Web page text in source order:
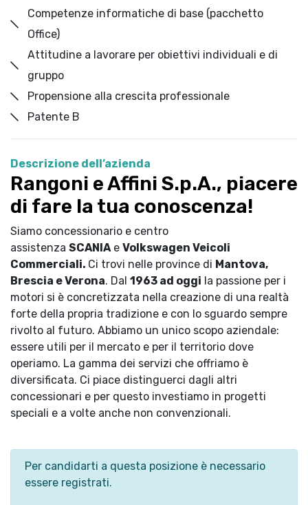
Competenze informatiche di base (pacchetto
Office)
Attitudine a lavorare per obiettivi individuali e di
gruppo
Propensione alla crescita professionale
Patente B
Descrizione dell’azienda
Rangoni e Affini S.p.A., piacere
di fare la tua conoscenza!
Siamo concessionario e centro
assistenza SCANIAe Volkswagen Veicoli
Commerciali. Ci trovi nelle province di Mantova,
Brescia e Verona. Dal 1963 ad oggi la passione per i
motori si è concretizzata nella creazione di una realtà
forte della propria tradizione e con lo sguardo sempre
rivolto al futuro. Abbiamo un unico scopo aziendale:
essere utili per il mercato e per il territorio dove
operiamo. La gamma dei servizi che offriamo è
diversificata. Ci piace distinguerci dagli altri
concessionari e per questo investiamo in progetti
speciali e a volte anche non convenzionali.
Per candidarti a questa posizione è necessario
essere registrati.